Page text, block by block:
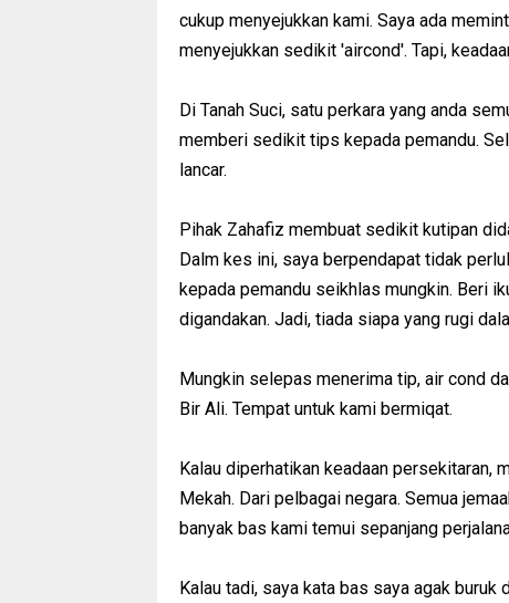
cukup menyejukkan kami. Saya ada
menyejukkan sedikit 'aircond'. Tapi,
Di Tanah Suci, satu perkara yang anda
memberi sedikit tips kepada pemandu.
lancar.
Pihak Zahafiz membuat sedikit kutipan
Dalm kes ini, saya berpendapat tidak
kepada pemandu seikhlas mungkin. Beri
digandakan. Jadi, tiada siapa yang rugi
Mungkin selepas menerima tip, air cond
Bir Ali. Tempat untuk kami bermiqat.
Kalau diperhatikan keadaan persekitaran,
Mekah. Dari pelbagai negara. Semua
banyak bas kami temui sepanjang
Kalau tadi, saya kata bas saya agak buruk